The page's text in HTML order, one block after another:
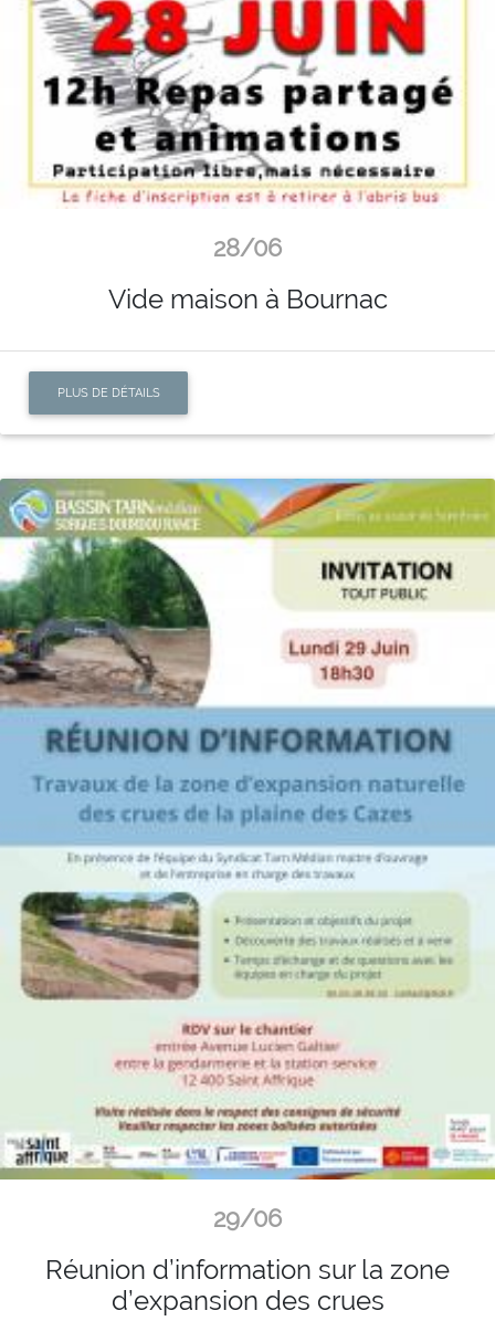
28/06
Vide maison à Bournac
PLUS DE DÉTAILS
29/06
Réunion d’information sur la zone
d’expansion des crues